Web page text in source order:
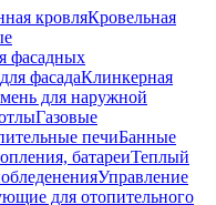
кровляКровельная
фасадных
фасадаКлинкерная
для наружной
Газовые
печиБанные
батареиТеплый
Управление
для отопительного